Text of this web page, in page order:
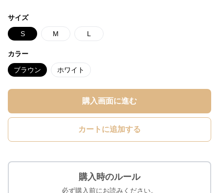
サイズ
S M L
カラー
ブラウン ホワイト
購入画面に進む
カートに追加する
購入時のルール
必ず購入前にお読みください。